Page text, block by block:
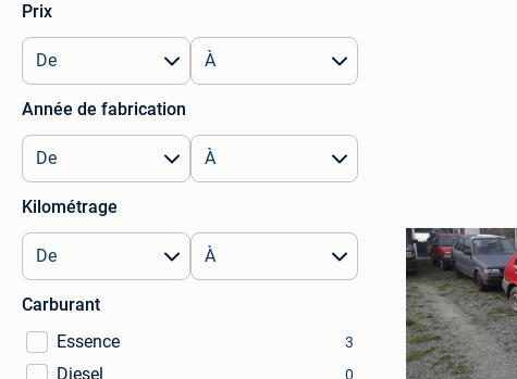
Prix
Année de fabrication
Kilométrage
Carburant
Essence
3
Diesel 0